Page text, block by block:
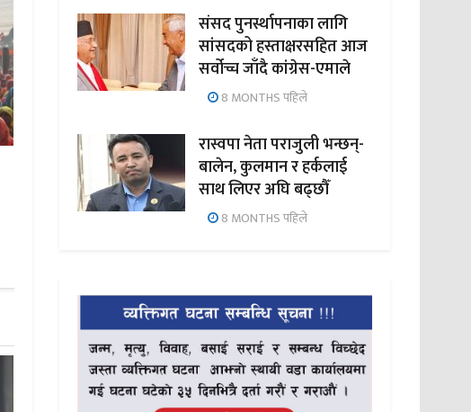
संसद पुनर्स्थापनाका लागि
सांसदको हस्ताक्षरसहित आज
सर्वोच्च जाँदै कांग्रेस-एमाले
8 MONTHS पहिले
रास्वपा नेता पराजुली भन्छन्-
बालेन, कुलमान र हर्कलाई
साथ लिएर अघि बढ्छौँ
8 MONTHS पहिले